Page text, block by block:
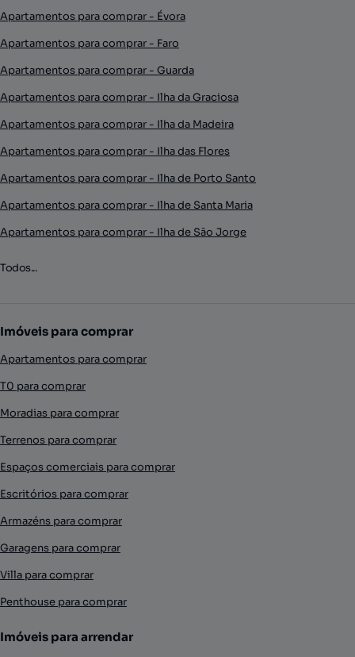
Apartamentos para comprar - Évora
Apartamentos para comprar - Faro
Apartamentos para comprar - Guarda
Apartamentos para comprar - Ilha da Graciosa
Apartamentos para comprar - Ilha da Madeira
Apartamentos para comprar - Ilha das Flores
Apartamentos para comprar - Ilha de Porto Santo
Apartamentos para comprar - Ilha de Santa Maria
Apartamentos para comprar - Ilha de São Jorge
Todos...
Imóveis para comprar
Apartamentos para comprar
T0 para comprar
Moradias para comprar
Terrenos para comprar
Espaços comerciais para comprar
Escritórios para comprar
Armazéns para comprar
Garagens para comprar
Villa para comprar
Penthouse para comprar
Imóveis para arrendar